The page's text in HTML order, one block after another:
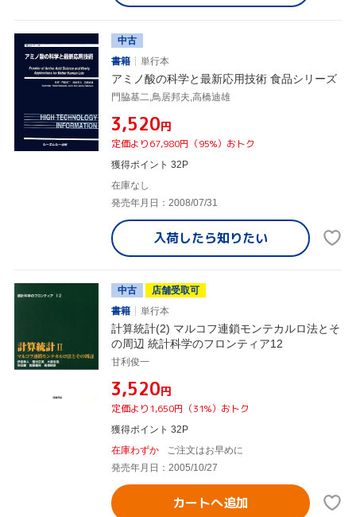
中古
書籍
単行本
アミノ酸の科学と最新応用技術 食品シリーズ
門脇基二,鳥居邦夫,高橋迪雄
¥3,520円
定価より67,980円（95%）おトク
獲得ポイント 32P
在庫なし
発売年月日：2008/07/31
入荷したら知りたい
中古
店舗受取可
書籍
単行本
計算統計(2) マルコフ連鎖モンテカルロ法とそ
の周辺 統計科学のフロンティア12
甘利俊一
¥3,520円
定価より1,650円（31%）おトク
獲得ポイント 32P
在庫わずか
ご注文はお早めに
発売年月日：2005/10/27
カートへ追加